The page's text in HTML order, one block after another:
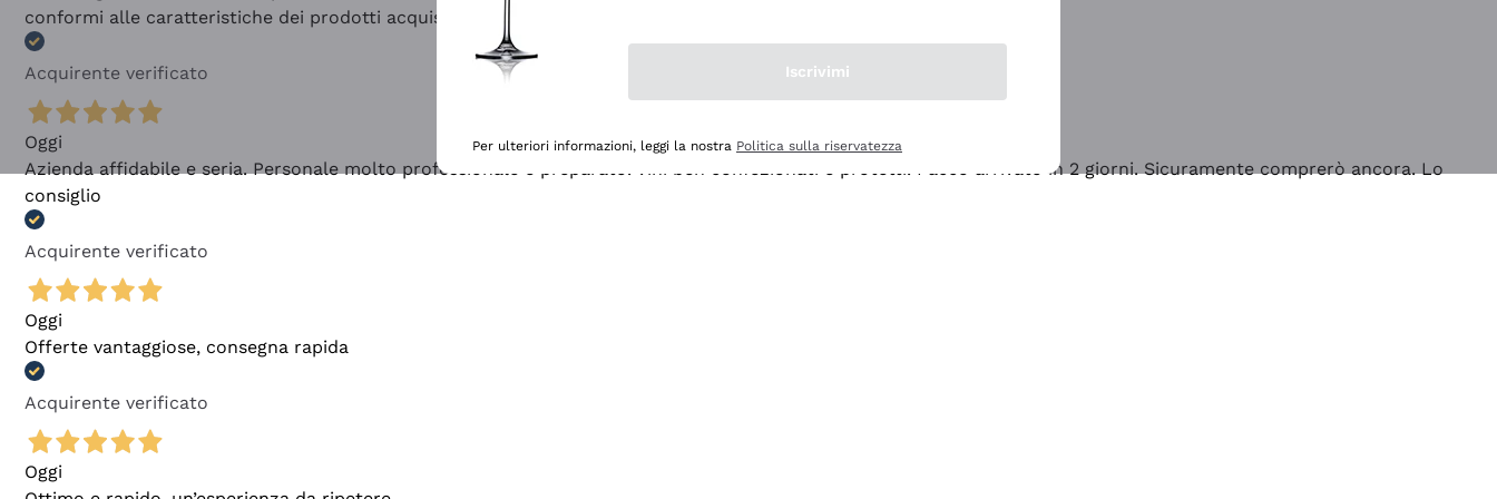
conformi alle caratteristiche dei prodotti acquistati
Acquirente verificato
Oggi
Azienda affidabile e seria. Personale molto professionale e preparato. Vini ben confezionati e protetti. Pacco arrivato in 2 giorni. Sicuramente comprerò ancora. Lo
consiglio
Acquirente verificato
Oggi
Offerte vantaggiose, consegna rapida
Acquirente verificato
Oggi
Iscrivimi
Per ulteriori informazioni, leggi la nostra Politica sulla riservatezza